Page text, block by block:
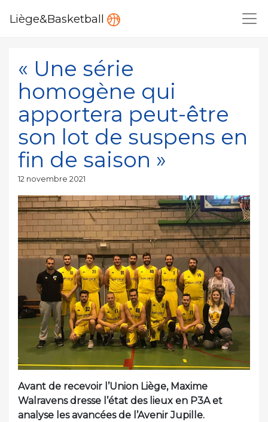
Liège&Basketball
« Une série
homogène qui
apportera peut-être
son lot de suspens en
fin de saison »
Publié
12 novembre 2021
Avant de recevoir l’Union Liège, Maxime
Walravens dresse l’état des lieux en P3A et
analyse les avancées de l’Avenir Jupille.